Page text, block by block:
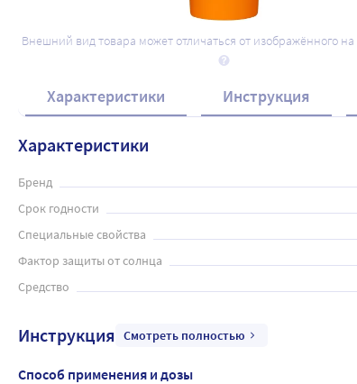
Внешний вид товара может отличаться от изображённого
Характеристики Инструкция
Характеристики
Бренд
Срок годности
Специальные свойства
Фактор защиты от солнца
Средство
Инструкция Смотреть полностью
Способ применения и дозы